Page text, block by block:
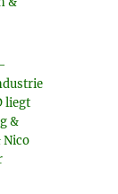
liegt
&
Nico